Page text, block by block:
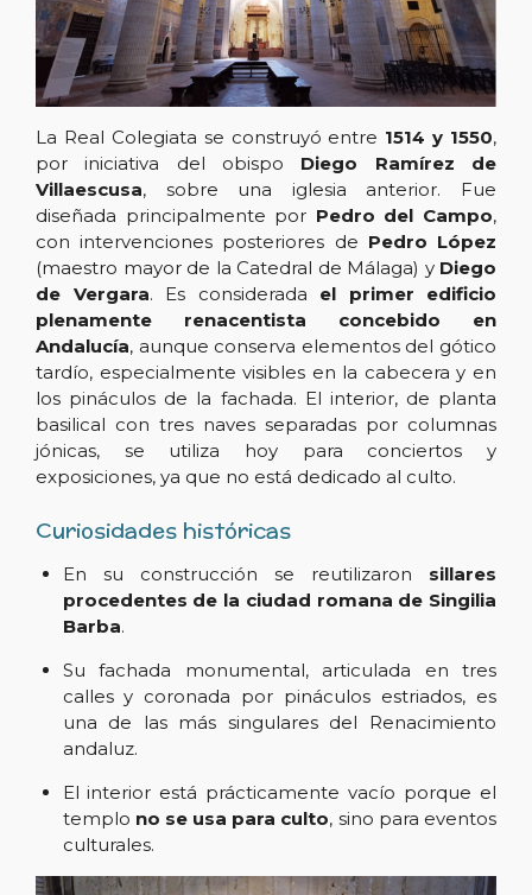
La Real Colegiata se construyó entre 1514 y 1550,
por iniciativa del obispo Diego Ramírez de
Villaescusa, sobre una iglesia anterior. Fue
diseñada principalmente por Pedro del Campo,
con intervenciones posteriores de Pedro López
(maestro mayor de la Catedral de Málaga) y Diego
de Vergara. Es considerada el primer edificio
plenamente renacentista concebido en
Andalucía, aunque conserva elementos del gótico
tardío, especialmente visibles en la cabecera y en
los pináculos de la fachada. El interior, de planta
basilical con tres naves separadas por columnas
jónicas, se utiliza hoy para conciertos y
exposiciones, ya que no está dedicado al culto.
Curiosidades históricas
En su construcción se reutilizaron sillares
procedentes de la ciudad romana de Singilia
Barba.
Su fachada monumental, articulada en tres
calles y coronada por pináculos estriados, es
una de las más singulares del Renacimiento
andaluz.
El interior está prácticamente vacío porque el
templo no se usa para culto, sino para eventos
culturales.